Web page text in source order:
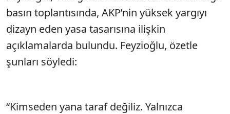
basın toplantısında, AKP’nin yüksek yargıyı
dizayn eden yasa tasarısına ilişkin
açıklamalarda bulundu. Feyzioğlu, özetle
şunları söyledi:
“Kimseden yana taraf değiliz. Yalnızca